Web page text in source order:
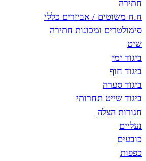
/ אביזרים כללי
ומכונות חתירה
תחרותי